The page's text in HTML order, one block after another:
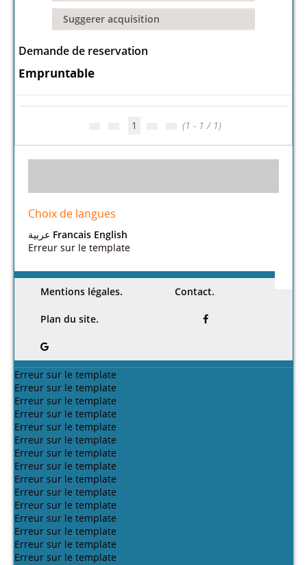
Suggerer acquisition
Demande de reservation
Empruntable
1 (1 - 1 / 1)
Choix de langues
عربية Francais English
Erreur sur le template
Mentions légales. Contact.
Plan du site.
Erreur sur le template
Erreur sur le template
Erreur sur le template
Erreur sur le template
Erreur sur le template
Erreur sur le template
Erreur sur le template
Erreur sur le template
Erreur sur le template
Erreur sur le template
Erreur sur le template
Erreur sur le template
Erreur sur le template
Erreur sur le template
Erreur sur le template